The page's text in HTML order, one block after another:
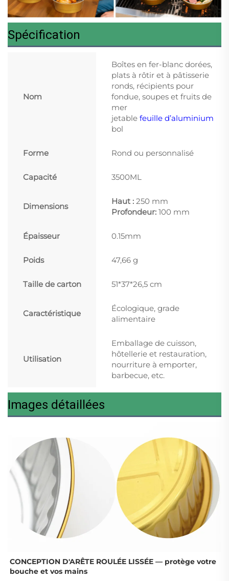
Spécification
Nom
Boîtes en fer-blanc dorées,
plats à rôtir et à pâtisserie
ronds, récipients pour
fondue, soupes et fruits de
mer
jetable feuille d’aluminium
bol
Forme Rond ou personnalisé
Capacité 3500ML
Dimensions
Haut : 250 mm
Profondeur: 100 mm
Épaisseur 0.15mm
Poids 47,66 g
Taille de carton 51*37*26,5 cm
Caractéristique
Écologique, grade
alimentaire
Utilisation
Emballage de cuisson,
hôtellerie et restauration,
nourriture à emporter,
barbecue, etc.
Images détaillées
CONCEPTION D'ARÊTE ROULÉE LISSÉE — protège votre
bouche et vos mains